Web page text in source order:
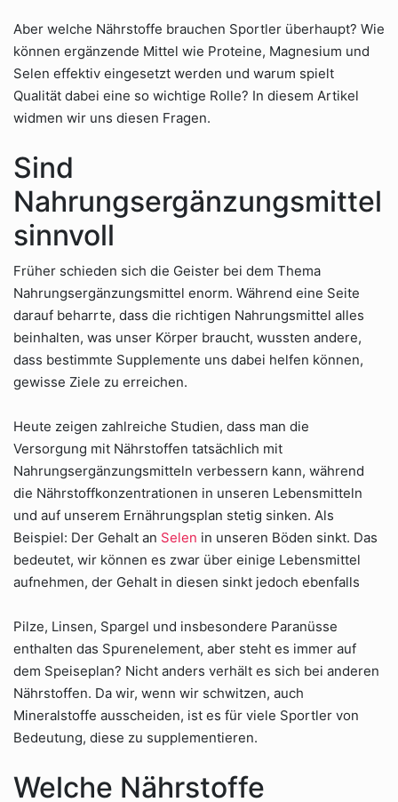
Aber welche Nährstoffe brauchen Sportler überhaupt? Wie
können ergänzende Mittel wie Proteine, Magnesium und
Selen effektiv eingesetzt werden und warum spielt
Qualität dabei eine so wichtige Rolle? In diesem Artikel
widmen wir uns diesen Fragen.
Sind
Nahrungsergänzungsmittel
sinnvoll
Früher schieden sich die Geister bei dem Thema
Nahrungsergänzungsmittel enorm. Während eine Seite
darauf beharrte, dass die richtigen Nahrungsmittel alles
beinhalten, was unser Körper braucht, wussten andere,
dass bestimmte Supplemente uns dabei helfen können,
gewisse Ziele zu erreichen.
Heute zeigen zahlreiche Studien, dass man die
Versorgung mit Nährstoffen tatsächlich mit
Nahrungsergänzungsmitteln verbessern kann, während
die Nährstoffkonzentrationen in unseren Lebensmitteln
und auf unserem Ernährungsplan stetig sinken. Als
Beispiel: Der Gehalt an Selen in unseren Böden sinkt. Das
bedeutet, wir können es zwar über einige Lebensmittel
aufnehmen, der Gehalt in diesen sinkt jedoch ebenfalls
Pilze, Linsen, Spargel und insbesondere Paranüsse
enthalten das Spurenelement, aber steht es immer auf
dem Speiseplan? Nicht anders verhält es sich bei anderen
Nährstoffen. Da wir, wenn wir schwitzen, auch
Mineralstoffe ausscheiden, ist es für viele Sportler von
Bedeutung, diese zu supplementieren.
Welche Nährstoffe